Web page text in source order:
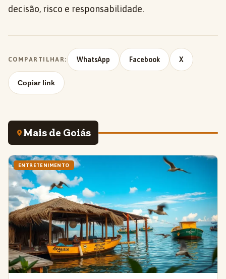
decisão, risco e responsabilidade.
COMPARTILHAR: WhatsApp Facebook X
Copiar link
Mais de Goiás
ENTRETENIMENTO